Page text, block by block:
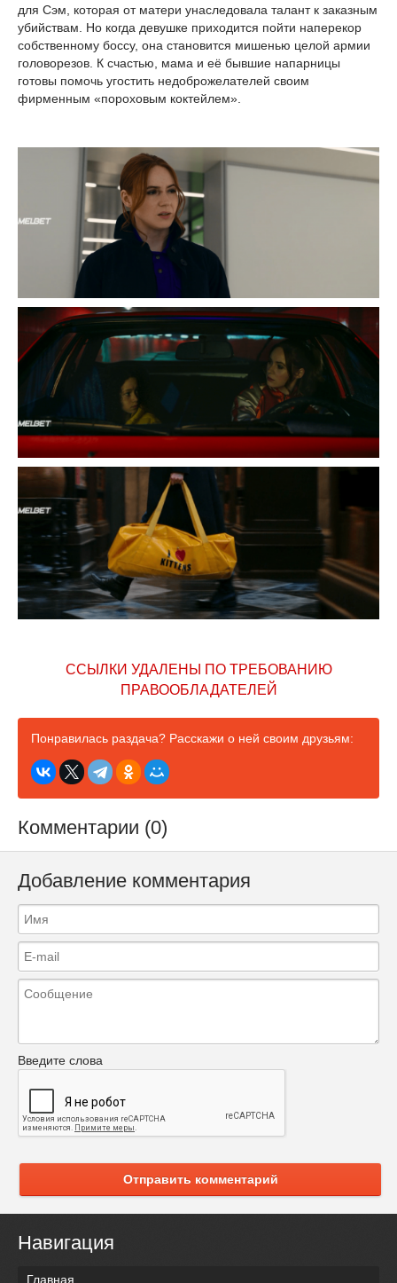
для Сэм, которая от матери унаследовала талант к заказным
убийствам. Но когда девушке приходится пойти наперекор
собственному боссу, она становится мишенью целой армии
головорезов. К счастью, мама и её бывшие напарницы
готовы помочь угостить недоброжелателей своим
фирменным «пороховым коктейлем».
ССЫЛКИ УДАЛЕНЫ ПО ТРЕБОВАНИЮ
ПРАВООБЛАДАТЕЛЕЙ
Понравилась раздача? Расскажи о ней своим друзьям:
Комментарии (0)
Добавление комментария
Введите слова
Отправить комментарий
Навигация
Главная